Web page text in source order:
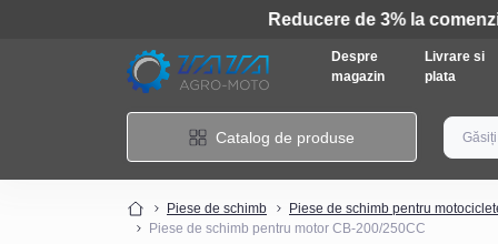
Despre
magazin
Livrare si
plata
Catalog de produse
Piese de schimb Piese de schimb pentru
Piese de schimb pentru motor CB-200/250CC